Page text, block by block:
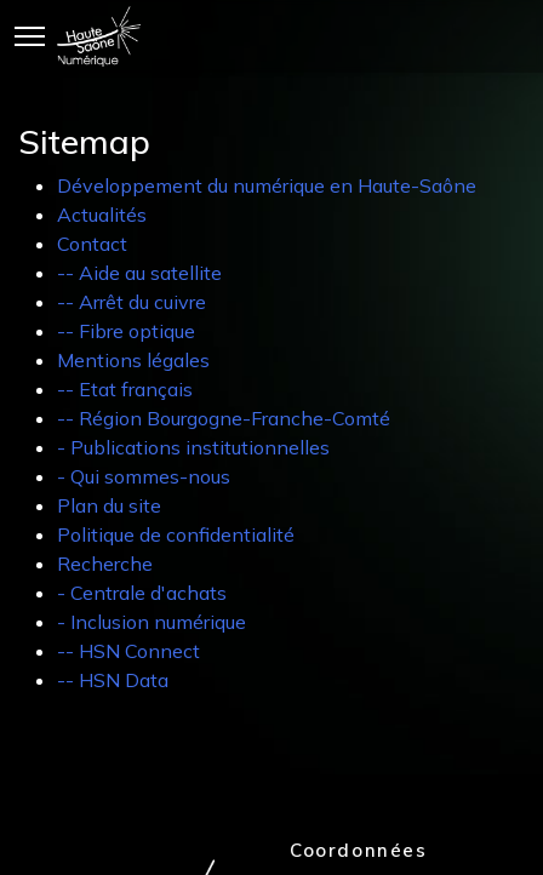
Sitemap
Développement du numérique en Haute-Saône
Actualités
Contact
-- Aide au satellite
-- Arrêt du cuivre
-- Fibre optique
Mentions légales
-- Etat français
-- Région Bourgogne-Franche-Comté
- Publications institutionnelles
- Qui sommes-nous
Plan du site
Politique de confidentialité
Recherche
- Centrale d'achats
- Inclusion numérique
-- HSN Connect
-- HSN Data
Coordonnées